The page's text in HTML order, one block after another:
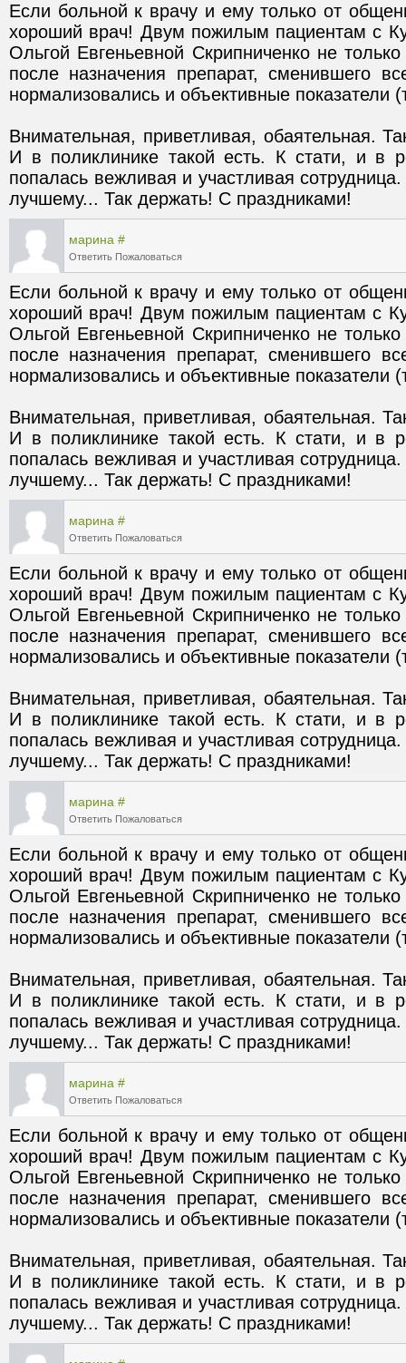
Если больной к врачу и ему только от
хороший врач! Двум пожилым пациентам с
Ольгой Евгеньевной Скрипниченко не
после назначения препарат, сменившего
Внимательная, приветливая, обаятельная.
И в поликлинике такой есть. К стати, и в
попалась вежливая и участливая
лучшему... Так держать! С праздниками!
марина #
Ответить Пожаловаться
Если больной к врачу и ему только от
хороший врач! Двум пожилым пациентам с
Ольгой Евгеньевной Скрипниченко не
после назначения препарат, сменившего
Внимательная, приветливая, обаятельная.
И в поликлинике такой есть. К стати, и в
попалась вежливая и участливая
лучшему... Так держать! С праздниками!
марина #
Ответить Пожаловаться
Если больной к врачу и ему только от
хороший врач! Двум пожилым пациентам с
Ольгой Евгеньевной Скрипниченко не
после назначения препарат, сменившего
Внимательная, приветливая, обаятельная.
И в поликлинике такой есть. К стати, и в
попалась вежливая и участливая
лучшему... Так держать! С праздниками!
марина #
Ответить Пожаловаться
Если больной к врачу и ему только от
хороший врач! Двум пожилым пациентам с
Ольгой Евгеньевной Скрипниченко не
после назначения препарат, сменившего
Внимательная, приветливая, обаятельная.
И в поликлинике такой есть. К стати, и в
попалась вежливая и участливая
лучшему... Так держать! С праздниками!
марина #
Ответить Пожаловаться
Если больной к врачу и ему только от
хороший врач! Двум пожилым пациентам с
Ольгой Евгеньевной Скрипниченко не
после назначения препарат, сменившего
Внимательная, приветливая, обаятельная.
И в поликлинике такой есть. К стати, и в
попалась вежливая и участливая
лучшему... Так держать! С праздниками!